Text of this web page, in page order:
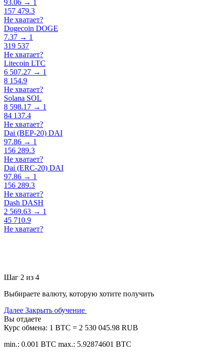
93.06 → 1
157 479.3
Не хватает?
Dogecoin DOGE
7.37 → 1
319 537
Не хватает?
Litecoin LTC
6 507.27 → 1
8 154.9
Не хватает?
Solana SOL
8 598.17 → 1
84 137.4
Не хватает?
Dai (BEP-20) DAI
97.86 → 1
156 289.3
Не хватает?
Dai (ERC-20) DAI
97.86 → 1
156 289.3
Не хватает?
Dash DASH
2 569.63 → 1
45 710.9
Не хватает?
Шаг 2 из 4
Выбираете валюту, которую хотите получить
Далее Закрыть обучение
Вы отдаете
Курс обмена: 1 BTC = 2 530 045.98 RUB
min.: 0.001 BTC max.: 5.92874601 BTC